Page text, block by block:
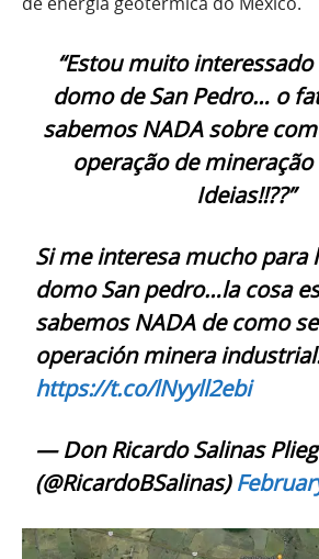
“Estou muito
domo de San Pedro… o
sabemos NADA sobre
operação de
Ideias!!??”
Si me interesa mucho para
domo San pedro…la cosa
sabemos NADA de como
operación minera
https://t.co/lNyyll2ebi
— Don Ricardo Salinas
(@RicardoBSalinas)